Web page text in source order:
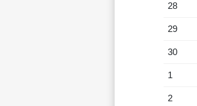
28
29
30
1
2